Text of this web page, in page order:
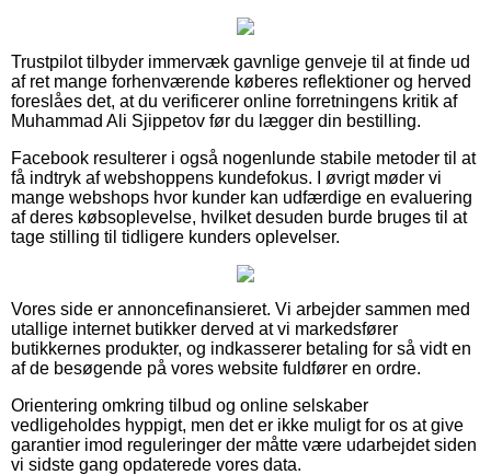
Trustpilot tilbyder immervæk gavnlige genveje til at finde ud
af ret mange forhenværende køberes reflektioner og herved
foreslåes det, at du verificerer online forretningens kritik af
Muhammad Ali Sjippetov før du lægger din bestilling.
Facebook resulterer i også nogenlunde stabile metoder til at
få indtryk af webshoppens kundefokus. I øvrigt møder vi
mange webshops hvor kunder kan udfærdige en evaluering
af deres købsoplevelse, hvilket desuden burde bruges til at
tage stilling til tidligere kunders oplevelser.
Vores side er annoncefinansieret. Vi arbejder sammen med
utallige internet butikker derved at vi markedsfører
butikkernes produkter, og indkasserer betaling for så vidt en
af de besøgende på vores website fuldfører en ordre.
Orientering omkring tilbud og online selskaber
vedligeholdes hyppigt, men det er ikke muligt for os at give
garantier imod reguleringer der måtte være udarbejdet siden
vi sidste gang opdaterede vores data.